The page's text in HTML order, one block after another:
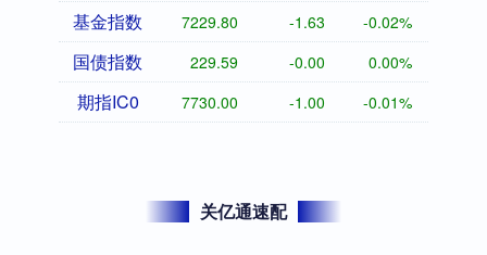
基金指数 7229.80 -1.63 -0.02%
国债指数 229.59 -0.00 0.00%
期指IC0 7730.00 -1.00 -0.01%
关亿通速配